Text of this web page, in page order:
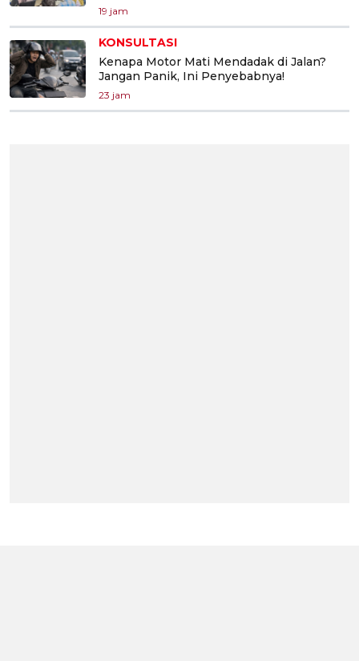
19 jam
KONSULTASI
Kenapa Motor Mati Mendadak di Jalan?
Jangan Panik, Ini Penyebabnya!
23 jam